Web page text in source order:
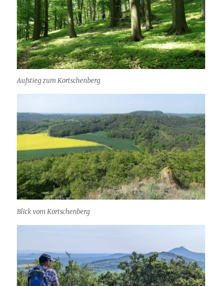
Aufstieg zum Kortschenberg
Blick vom Kortschenberg